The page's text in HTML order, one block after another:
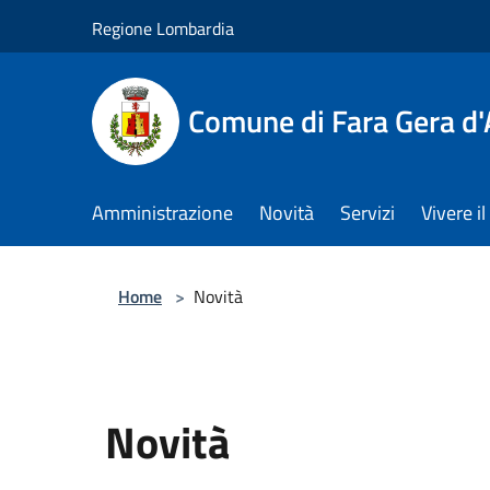
Regione Lombardia
Comune di Fara Gera
Amministrazione Novità Servizi Vivere
Home > Novità
Novità